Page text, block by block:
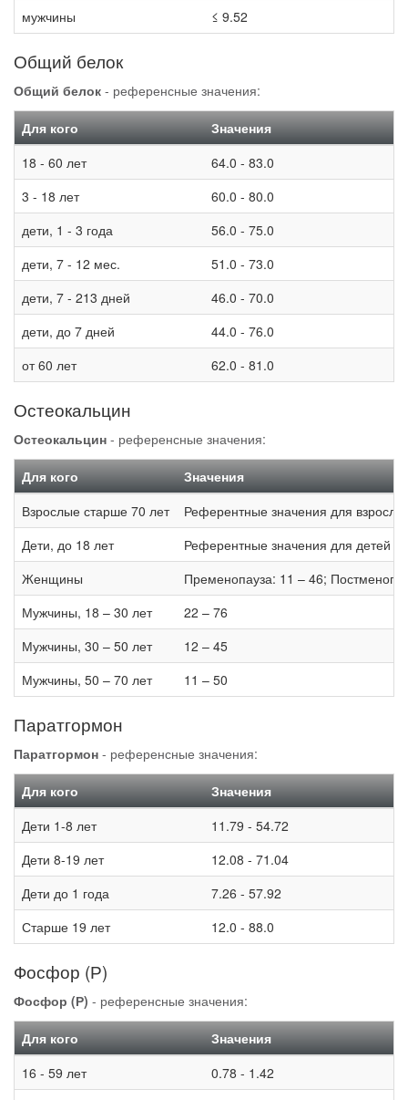
мужчины
≤ 9.52
Общий белок
Общий белок - референсные значения:
Для кого
Значения
18 - 60 лет
64.0 - 83.0
3 - 18 лет
60.0 - 80.0
дети, 1 - 3 года
56.0 - 75.0
дети, 7 - 12 мес.
51.0 - 73.0
дети, 7 - 213 дней
46.0 - 70.0
дети, до 7 дней
44.0 - 76.0
от 60 лет
62.0 - 81.0
Остеокальцин
Остеокальцин - референсные значения:
Для кого
Значения
Взрослые старше 70 лет
Референтные значения для
Дети, до 18 лет
Референтные значения для детей
Женщины
Пременопауза: 11 – 46;
Мужчины, 18 – 30 лет
22 – 76
Мужчины, 30 – 50 лет
12 – 45
Мужчины, 50 – 70 лет
11 – 50
Паратгормон
Паратгормон - референсные значения:
Для кого
Значения
Дети 1-8 лет
11.79 - 54.72
Дети 8-19 лет
12.08 - 71.04
Дети до 1 года
7.26 - 57.92
Старше 19 лет
12.0 - 88.0
Фосфор (Р)
Фосфор (Р) - референсные значения:
Для кого
Значения
16 - 59 лет
0.78 - 1.42